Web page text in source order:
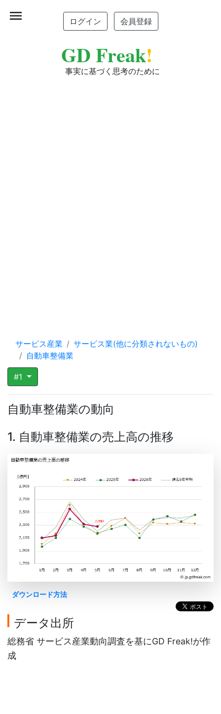
ログイン 会員登録
GD Freak!
事実に基づく思考のために
menu
サービス産業
サービス業(他に分類されないもの)
自動車整備業
#1
自動車整備業の動向
1. 自動車整備業の売上高の推移
ダウンロード方法
データ出所
総務省 サービス産業動向調査を基にGD Freak!が作
成